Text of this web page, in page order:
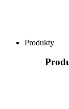
Produkty